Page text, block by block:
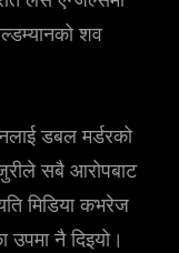
शव
डबल मर्डरको
सबै आरोपबाट
मिडिया कभरेज
उपमा नै दिइयो।